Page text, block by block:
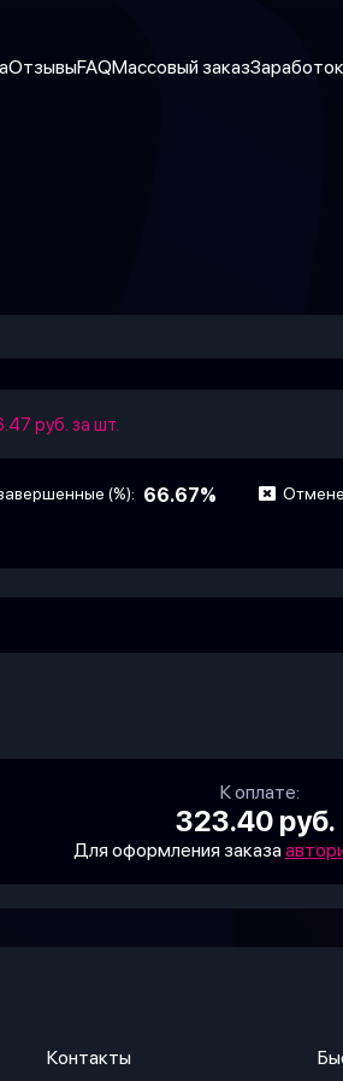
ОтзывыFAQМассовый заказЗаработок
руб. за шт.
(%): 66.67%
К оплате:
323.40 руб.
Для оформления заказа
Контакты